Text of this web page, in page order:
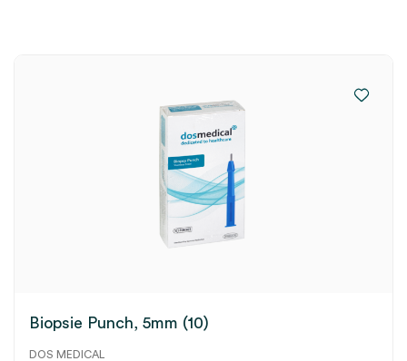
Biopsie Punch, 5mm (10)
DOS MEDICAL